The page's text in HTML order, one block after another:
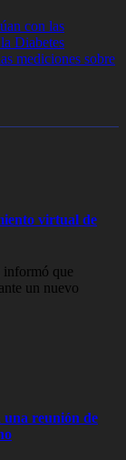
con las
Diabetes
mediciones sobre
virtual de
informó que
un nuevo
una reunión de